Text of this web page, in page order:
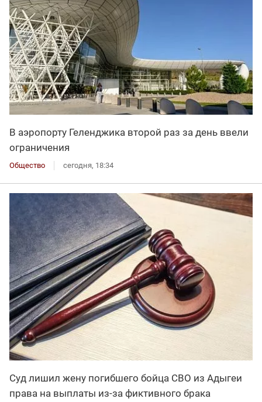
В аэропорту Геленджика второй раз за день ввели
ограничения
Общество сегодня, 18:34
Суд лишил жену погибшего бойца СВО из Адыгеи
права на выплаты из-за фиктивного брака